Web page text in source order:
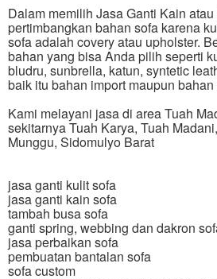
Dalam memilih Jasa Ganti Kain
pertimbangkan bahan sofa karena
sofa adalah covery atau upholster.
bahan yang bisa Anda pilih seperti
bludru, sunbrella, katun, syntetic
baik itu bahan import maupun
Kami melayani jasa di area Tuah
sekitarnya Tuah Karya, Tuah
Munggu, Sidomulyo Barat
jasa ganti kulit sofa
jasa ganti kain sofa
tambah busa sofa
ganti spring, webbing dan dakron
jasa perbaikan sofa
pembuatan bantalan sofa
sofa custom